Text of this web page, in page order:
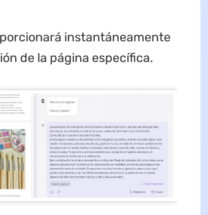
instantáneamente
de la página específica.